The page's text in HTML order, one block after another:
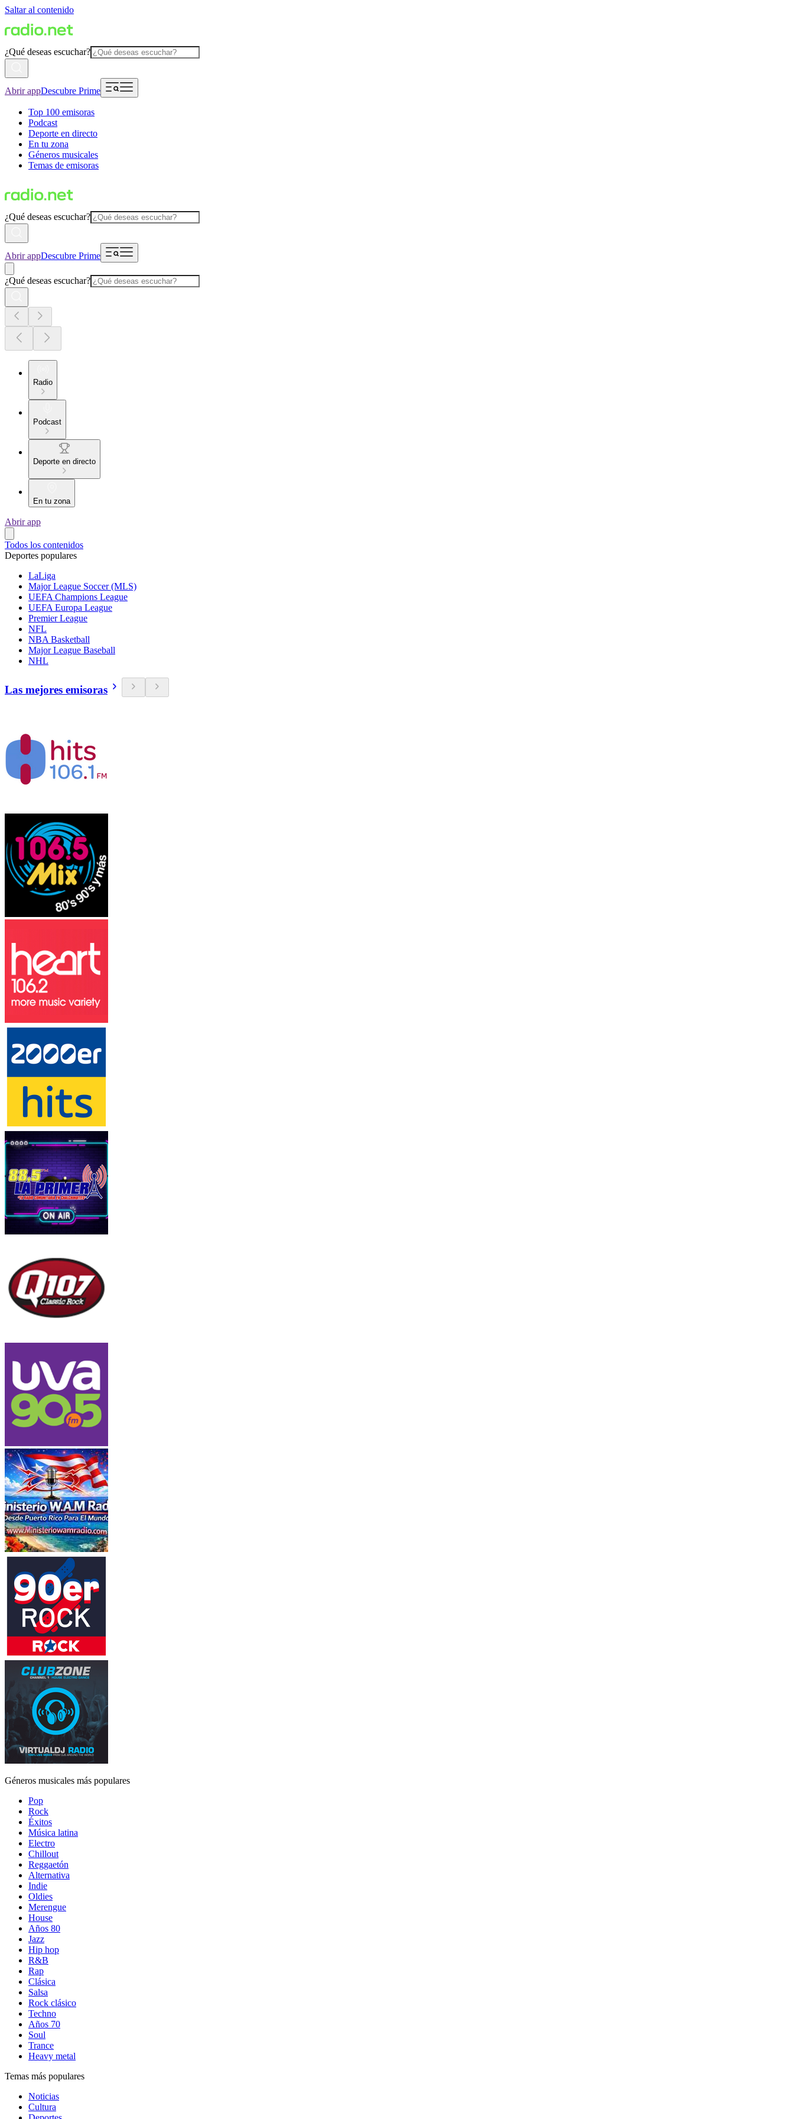
Saltar al contenido
¿Qué deseas escuchar?
Abrir appDescubre Prime
Top 100 emisoras
Podcast
Deporte en directo
En tu zona
Géneros musicales
Temas de emisoras
¿Qué deseas escuchar?
Abrir appDescubre Prime
¿Qué deseas escuchar?
Radio
Podcast
Deporte en directo
En tu zona
Abrir app
Todos los contenidos
Deportes populares
LaLiga
Major League Soccer (MLS)
UEFA Champions League
UEFA Europa League
Premier League
NFL
NBA Basketball
Major League Baseball
NHL
Las mejores emisoras
Géneros musicales más populares
Pop
Rock
Éxitos
Música latina
Electro
Chillout
Reggaetón
Alternativa
Indie
Oldies
Merengue
House
Años 80
Jazz
Hip hop
R&B
Rap
Clásica
Salsa
Rock clásico
Techno
Años 70
Soul
Trance
Heavy metal
Temas más populares
Noticias
Cultura